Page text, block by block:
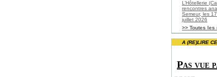
L’Hôtellerie
rencontres
Semeur, les
juillet 2026
>> Toutes les
A (RE)LIRE
Pas vue